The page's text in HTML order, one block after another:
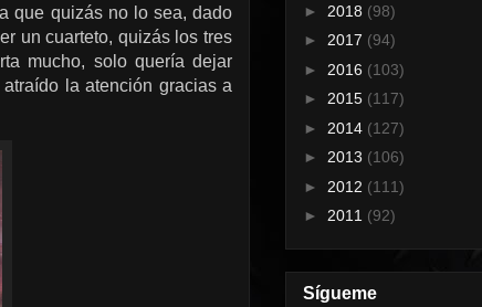
que quizás no lo sea, dado
un cuarteto, quizás los tres
mucho, solo quería dejar
la atención gracias a
► 2018 (98)
► 2017 (94)
► 2016 (103)
► 2015 (117)
► 2014 (127)
► 2013 (106)
► 2012 (111)
► 2011 (92)
Sígueme